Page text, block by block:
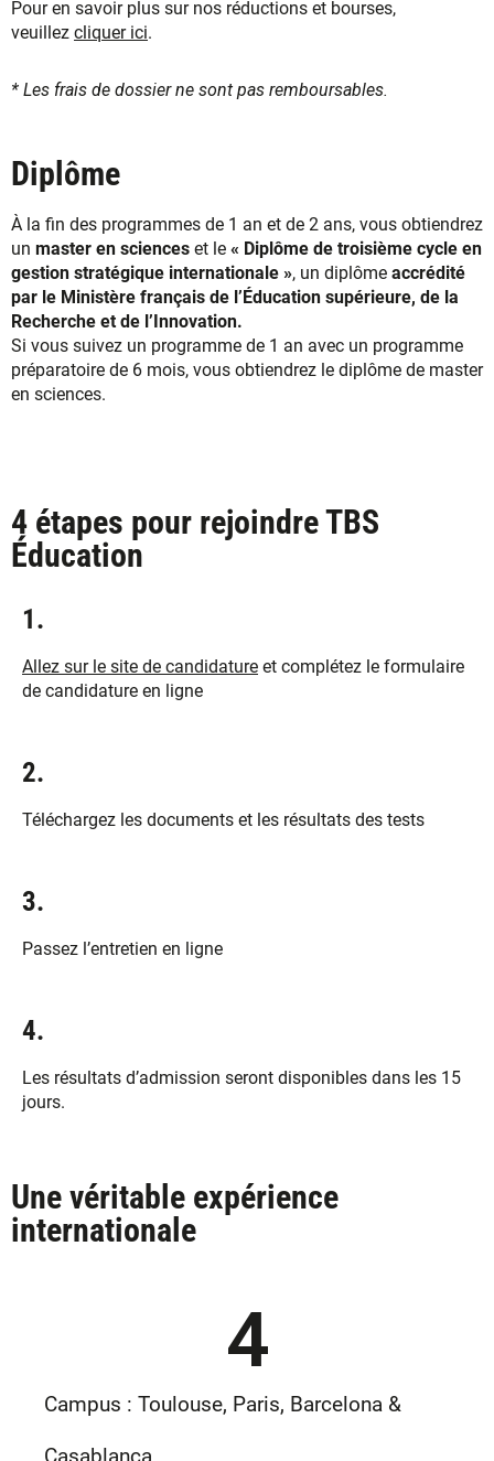
Pour en savoir plus sur nos réductions et bourses,
veuillez cliquer ici.
* Les frais de dossier ne sont pas remboursables.
Diplôme
À la fin des programmes de 1 an et de 2 ans, vous obtiendrez
un master en sciences et le « Diplôme de troisième cycle en
gestion stratégique internationale », un diplôme accrédité
par le Ministère français de l’Éducation supérieure, de la
Recherche et de l’Innovation.
Si vous suivez un programme de 1 an avec un programme
préparatoire de 6 mois, vous obtiendrez le diplôme de master
en sciences.
4 étapes pour rejoindre TBS
Éducation
1.
Allez sur le site de candidature et complétez le formulaire
de candidature en ligne
2.
Téléchargez les documents et les résultats des tests
3.
Passez l’entretien en ligne
4.
Les résultats d’admission seront disponibles dans les 15
jours.
Une véritable expérience
internationale
Campus : Toulouse, Paris, Barcelona &
4